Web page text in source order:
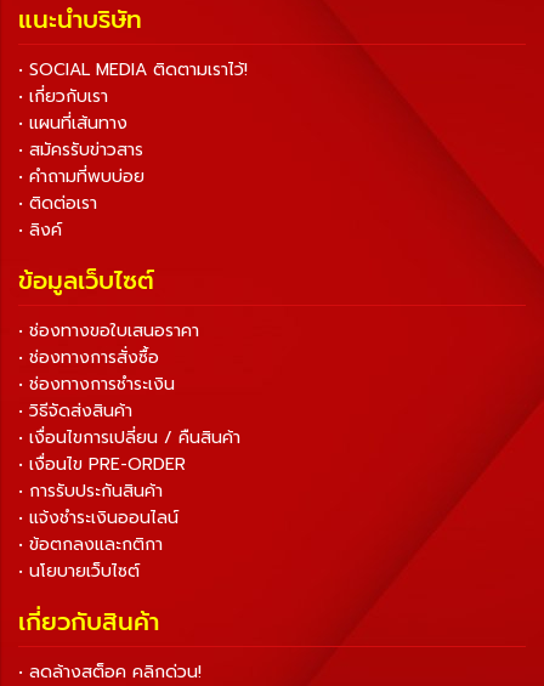
แนะนำบริษัท
• SOCIAL MEDIA ติดตามเราไว้!
• เกี่ยวกับเรา
• แผนที่เส้นทาง
• สมัครรับข่าวสาร
• คำถามที่พบบ่อย
• ติดต่อเรา
• ลิงค์
ข้อมูลเว็บไซต์
• ช่องทางขอใบเสนอราคา
• ช่องทางการสั่งซื้อ
• ช่องทางการชำระเงิน
• วิธีจัดส่งสินค้า
• เงื่อนไขการเปลี่ยน / คืนสินค้า
• เงื่อนไข PRE-ORDER
• การรับประกันสินค้า
• แจ้งชำระเงินออนไลน์
• ข้อตกลงและกติกา
• นโยบายเว็บไซต์
เกี่ยวกับสินค้า
• ลดล้างสต็อค คลิกด่วน!